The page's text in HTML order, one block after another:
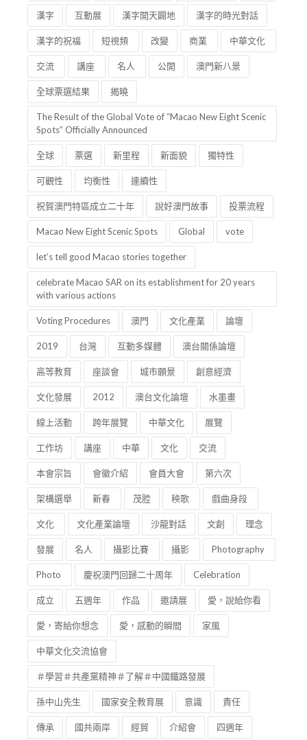
漢字 互動展 漢字開天闢地 漢字的時光對話
漢字的祝福 短視頻 改變 商業 中華文化
交流 講座 名人 公開 澳門新八景
全球票選結果 揭曉
The Result of the Global Vote of “Macao New Eight Scenic
Spots” Officially Announced
全球 票選 新里程 新面貌 獨特性
可觀性 均衡性 連續性
祝賀澳門特區成立二十年 說好澳門故事 投票流程
Macao New Eight Scenic Spots Global vote
let’s tell good Macao stories together
celebrate Macao SAR on its establishment for 20 years
with various actions
Voting Procedures 澳門 文化產業 論壇
2019 台灣 互動多媒體 澳台關係論壇
高等教育 座談會 城市願景 創意經濟
文化發展 2012 澳台文化論壇 水墨畫
線上活動 跨年展覽 中華文化 展覽
工作坊 講座 中華 文化 交流
本會宗旨 會徽介紹 會員大會 第六次
架構選舉 新春 茂腔 秧歌 戲曲身段
文化 文化產業論壇 沙龍對話 文創 理念
發展 名人 攝影比賽 攝影 Photography
Photo 慶祝澳門回歸二十周年 Celebration
成立 五週年 作品 邀請展 愛，說給你看
愛，寄給你想念 愛，感動的瞬間 家風
中華文化交流協會
＃學習＃共產黨精神＃了解＃中國鐵路發展
孫中山先生 國家安全教育展 意識 責任
傳承 國共兩岸 經貿 介紹會 四週年